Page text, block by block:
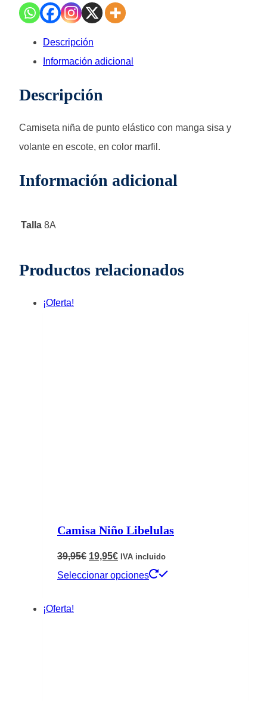
Descripción
Información adicional
Descripción
Camiseta niña de punto elástico con manga sisa y
volante en escote, en color marfil.
Información adicional
Talla 8A
Productos relacionados
¡Oferta!
Camisa Niño Libelulas
39,95€ El
precio
19,95€El
precio
IVA incluido
Seleccionar opciones
Este
¡Oferta!